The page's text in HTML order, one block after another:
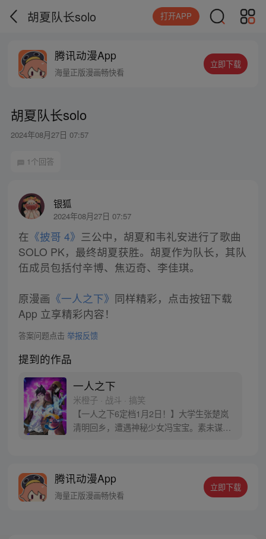
胡夏队长solo 打开APP
腾讯动漫App
海量正版漫画畅快看
立即下载
胡夏队长solo
2024年08月27日 07:57
1个回答
银狐
2024年08月27日 07:57
在 《披哥 4》 三公中，胡夏和韦礼安进行了歌曲
SOLO PK，最终胡夏获胜。胡夏作为队长，其队
伍成员包括付辛博、焦迈奇、李佳琪。
原漫画 《一人之下》 同样精彩，点击按钮下载
App 立享精彩内容！
答案问题点击 举报反馈
提到的作品
一人之下
米橙子 · 战斗 · 搞笑
【一人之下6定档1月2日！】大学生张楚岚
清明回乡，遭遇神秘少女冯宝宝。素未谋面
密，张楚岚的生活被彻底颠覆，与冯宝宝一
同踏上“异人”之旅。
腾讯动漫App
海量正版漫画畅快看
立即下载